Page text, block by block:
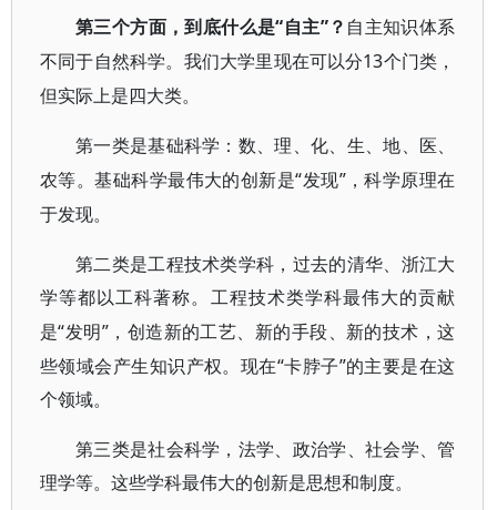
第三个方面，到底什么是“自主”？ 自主知识体系
不同于自然科学。我们大学里现在可以分13个门类，
但实际上是四大类。
第一类是基础科学：数、理、化、生、地、医、
农等。基础科学最伟大的创新是“发现”，科学原理在
于发现。
第二类是工程技术类学科，过去的清华、浙江大
学等都以工科著称。工程技术类学科最伟大的贡献
是“发明”，创造新的工艺、新的手段、新的技术，这
些领域会产生知识产权。现在“卡脖子”的主要是在这
个领域。
第三类是社会科学，法学、政治学、社会学、管
理学等。这些学科最伟大的创新是思想和制度。